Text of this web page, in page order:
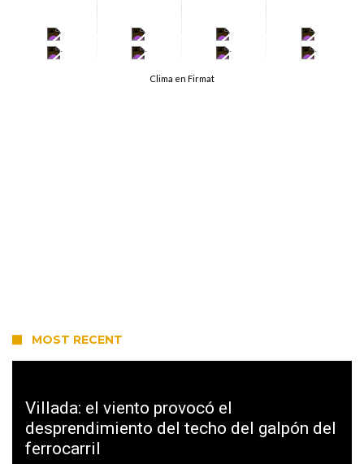
-
-
-
-
-
-
-
-
Clima en Firmat
MOST RECENT
Villada: el viento provocó el
desprendimiento del techo del galpón del
ferrocarril